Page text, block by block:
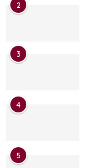
2
3
4
5